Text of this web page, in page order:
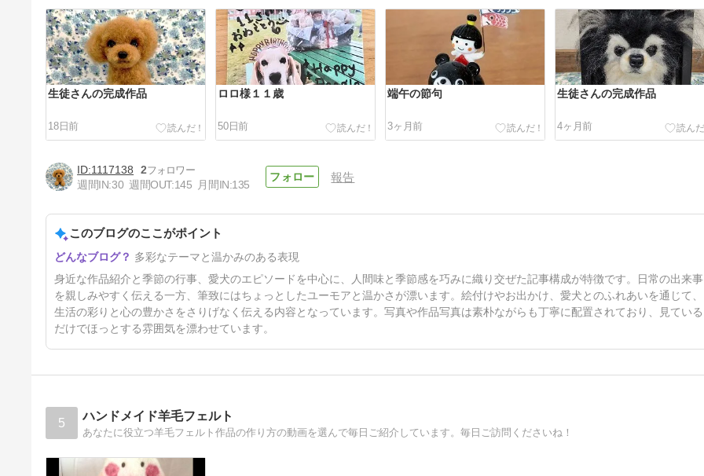
生徒さんの完成作品
18日前
ロロ様１１歳
50日前
端午の節句
3ヶ月前
生徒さんの完成作品
4ヶ月前
生徒さんの完成作品
7ヶ月前
1117138
2
週間IN:30 週間OUT:145 月間IN:135
報告
このブログのここがポイント
多彩なテーマと温かみのある表現
身近な作品紹介と季節の行事、愛犬のエピソードを中心に、人間味と季節感を巧みに織り交ぜた記事構成が特徴です。日常の出来事
を親しみやすく伝える一方、筆致にはちょっとしたユーモアと温かさが漂います。絵付けやお出かけ、愛犬とのふれあいを通じて、
生活の彩りと心の豊かさをさりげなく伝える内容となっています。写真や作品写真は素朴ながらも丁寧に配置されており、見ている
だけでほっとする雰囲気を漂わせています。
5 ハンドメイド羊毛フェルト
あなたに役立つ羊毛フェルト作品の作り方の動画を選んで毎日ご紹介しています。毎日ご訪問くださいね！